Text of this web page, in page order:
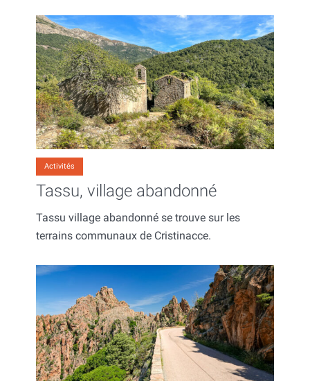
Activités
Tassu, village abandonné
Tassu village abandonné se trouve sur les
terrains communaux de Cristinacce.